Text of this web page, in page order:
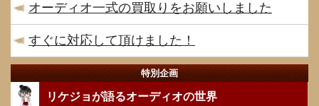
オーディオ一式の買取りをお願いしました
すぐに対応して頂けました！
特別企画
リケジョが語るオーディオの世界